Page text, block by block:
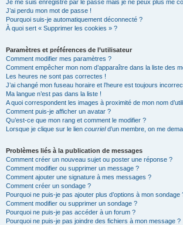
Je me suis enregistré par le passé mais je ne peux plus me
J’ai perdu mon mot de passe !
Pourquoi suis-je automatiquement déconnecté ?
À quoi sert « Supprimer les cookies » ?
Paramètres et préférences de l’utilisateur
Comment modifier mes paramètres ?
Comment empêcher mon nom d’apparaître dans la liste des
Les heures ne sont pas correctes !
J’ai changé mon fuseau horaire et l’heure est toujours
Ma langue n’est pas dans la liste !
A quoi correspondent les images à proximité de mon nom
Comment puis-je afficher un avatar ?
Qu’est-ce que mon rang et comment le modifier ?
Lorsque je clique sur le lien courrield’un membre, on me
Problèmes liés à la publication de messages
Comment créer un nouveau sujet ou poster une réponse ?
Comment modifier ou supprimer un message ?
Comment ajouter une signature à mes messages ?
Comment créer un sondage ?
Pourquoi ne puis-je pas ajouter plus d’options à mon sondage
Comment modifier ou supprimer un sondage ?
Pourquoi ne puis-je pas accéder à un forum ?
Pourquoi ne puis-je pas joindre des fichiers à mon message ?